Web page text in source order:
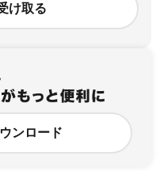
け取る
ンロード